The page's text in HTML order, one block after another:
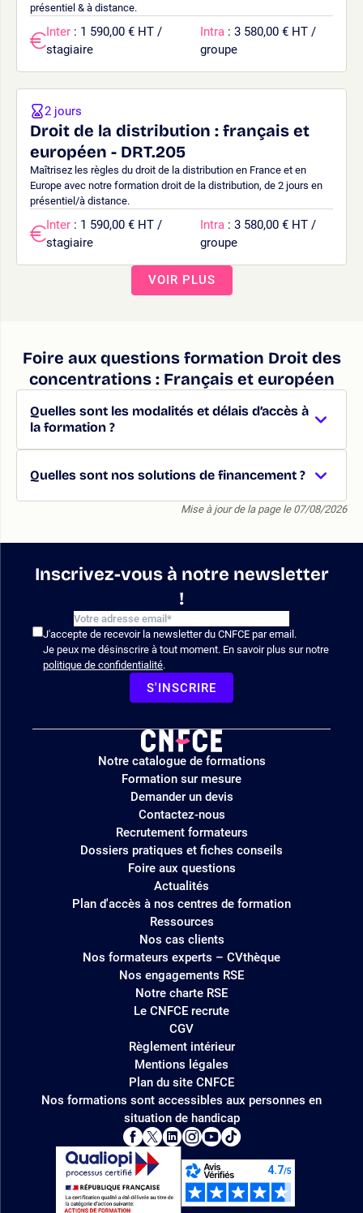
présentiel & à distance.
Inter : 1 590,00 € HT /
stagiaire
Intra : 3 580,00 € HT /
groupe
Droit de la distribution : français et
européen - DRT.205
Maîtrisez les règles du droit de la distribution en France et en
Europe avec notre formation droit de la distribution, de 2 jours en
présentiel/à distance.
2 jours
Inter : 1 590,00 € HT /
stagiaire
Intra : 3 580,00 € HT /
groupe
VOIR PLUS
Foire aux questions formation Droit des
concentrations : Français et européen
Quelles sont les modalités et délais d’accès à
la formation ?
Quelles sont nos solutions de financement ?
Mise à jour de la page le 07/08/2026
Inscrivez-vous à notre newsletter
!
J'accepte de recevoir la newsletter du CNFCE par email.
Je peux me désinscrire à tout moment. En savoir plus sur notre
politique de confidentialité.
S'INSCRIRE
Logo
site
Notre catalogue de formations
Formation sur mesure
Demander un devis
Contactez-nous
Recrutement formateurs
Dossiers pratiques et fiches conseils
Foire aux questions
Actualités
Plan d'accès à nos centres de formation
Ressources
Nos cas clients
Nos formateurs experts – CVthèque
Nos engagements RSE
Notre charte RSE
Le CNFCE recrute
CGV
Règlement intérieur
Mentions légales
Plan du site CNFCE
Nos formations sont accessibles aux personnes en
situation de handicap